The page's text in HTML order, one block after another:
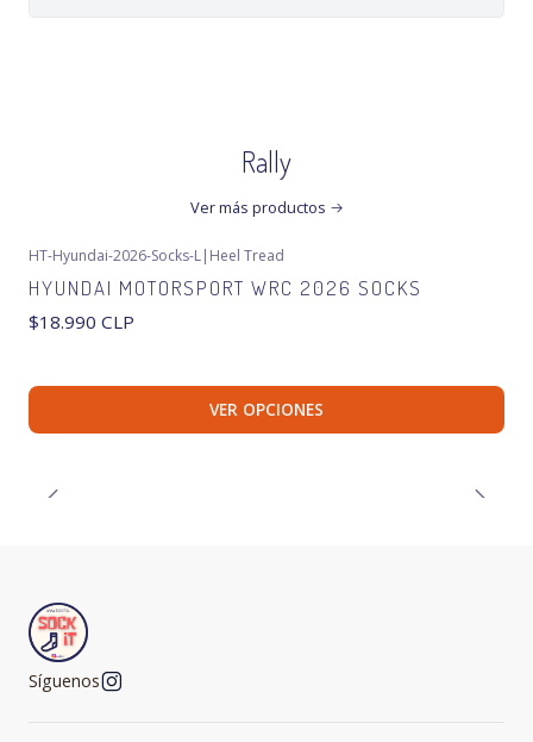
Rally
Ver más productos
HT-Hyundai-2026-Socks-L| Heel Tread
HYUNDAI MOTORSPORT WRC 2026 SOCKS
$18.990 CLP
VER OPCIONES
Síguenos